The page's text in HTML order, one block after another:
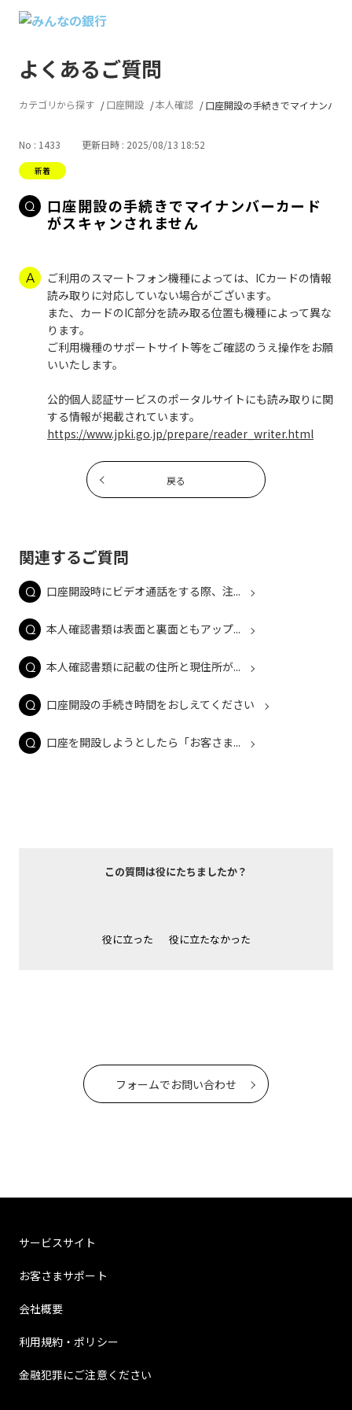
よくあるご質問
カテゴリから探す 口座開設 本人確認 口座開設の手続きでマイナンバー
No : 1433 更新日時 : 2025/08/13 18:52
口座開設の手続きでマイナンバーカード
がスキャンされません
ご利用のスマートフォン機種によっては、ICカードの情報
読み取りに対応していない場合がございます。
また、カードのIC部分を読み取る位置も機種によって異な
ります。
ご利用機種のサポートサイト等をご確認のうえ操作をお願
いいたします。
公的個人認証サービスのポータルサイトにも読み取りに関
する情報が掲載されています。
https://www.jpki.go.jp/prepare/reader_writer.html
戻る
関連するご質問
口座開設時にビデオ通話をする際、注...
本人確認書類は表面と裏面ともアップ...
本人確認書類に記載の住所と現住所が...
口座開設の手続き時間をおしえてください
口座を開設しようとしたら「お客さま...
この質問は役にたちましたか？
役に立った 役に立たなかった
フォームでお問い合わせ
サービスサイト
お客さまサポート
会社概要
利用規約・ポリシー
金融犯罪にご注意ください